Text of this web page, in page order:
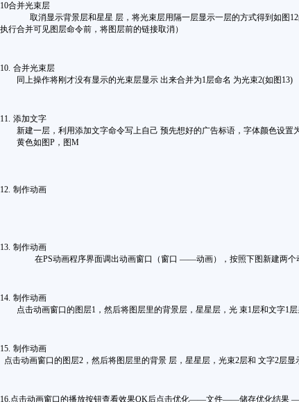
10合并光束层
取消显示背景层和星星 层，将光束层用隔一层显示一层的方式得到如图
执行合并可见图层命令前，将图层前的链接取消）
10. 合并光束层
同上操作将刚才没有显示的光束层显示 出来合并为1层命名 为光束2(如图13)
11. 添加文字
新建一层，利用添加文字命令写上自己 预先想好的广告标语，字体颜色
黄色如图P ，图M
12. 制作动画
13. 制作动画
在PS动画程序界面调出动画窗口（窗口 ——动画），按照下图新建两个
14. 制作动画
点击动画窗口的图层1 ，然后将图层里的背景层，星星层，光 束1层和文字1
15. 制作动画
点击动画窗口的图层2 ，然后将图层里的背景 层，星星层，光束2层和 文字2层显
16.点击动画窗口的播放按钮查看效果OK后点击优化——文件——储存优化结果